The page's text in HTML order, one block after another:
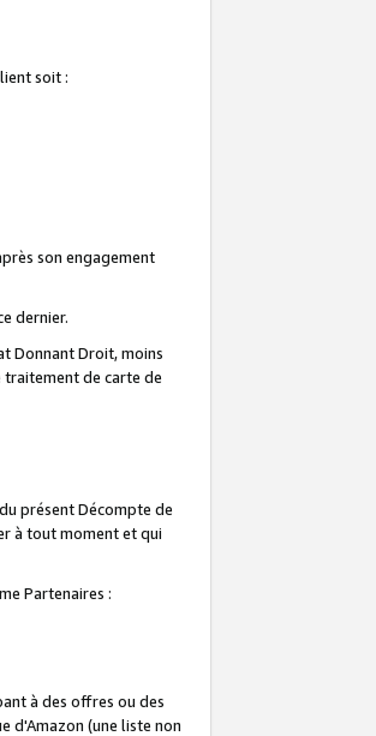
soit :
son engagement
dernier.
Donnant Droit, moins
traitement de carte de
présent Décompte de
à tout moment et qui
Partenaires :
à des offres ou des
d'Amazon (une liste non